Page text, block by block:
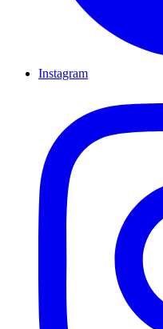
Instagram